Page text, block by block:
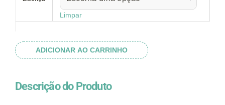
Limpar
quantidade
ADICIONAR AO CARRINHO
Descrição do Produto